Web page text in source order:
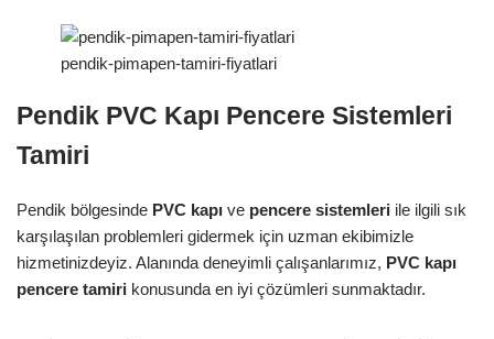
pendik-pimapen-tamiri-fiyatlari
Pendik PVC Kapı Pencere Sistemleri
Tamiri
Pendik bölgesinde PVC kapı ve pencere sistemleri ile ilgili sık
karşılaşılan problemleri gidermek için uzman ekibimizle
hizmetinizdeyiz. Alanında deneyimli çalışanlarımız, PVC kapı
pencere tamiri konusunda en iyi çözümleri sunmaktadır.